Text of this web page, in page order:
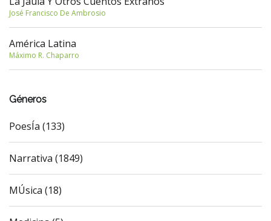
José Francisco De Ambrosio
América Latina
Máximo R. Chaparro
Géneros
PoesÍa (133)
Narrativa (1849)
MÚsica (18)